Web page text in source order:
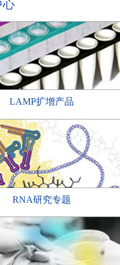
心
LAMP扩增产品
RNA研究专题